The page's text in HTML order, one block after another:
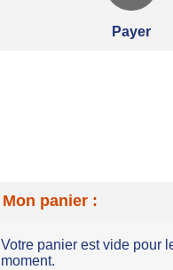
Payer
Mon panier :
Votre panier est vide pour
moment.